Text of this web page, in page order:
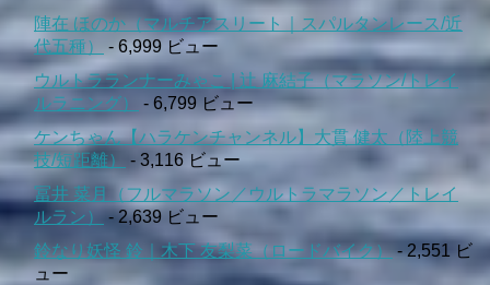
陣在 ほのか（マルチアスリート｜スパルタンレース/近
代五種）
- 6,999 ビュー
ウルトラランナーみゃこ | 辻 麻結子（マラソン/トレイ
ルラニング）
- 6,799 ビュー
ケンちゃん【ハラケンチャンネル】大貫 健太（陸上競
技/短距離）
- 3,116 ビュー
冨井 菜月（フルマラソン／ウルトラマラソン／トレイ
ルラン）
- 2,639 ビュー
鈴なり妖怪 鈴｜木下 友梨菜（ロードバイク） - 2,551 ビ
ュー